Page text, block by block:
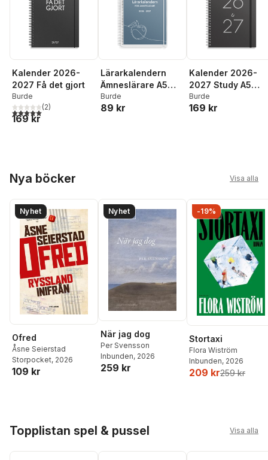
Kalender 2026-
2027 Få det gjort
Burde
5,0utav 5 stjärnor. Totalt antal röster:
(2)
169 kr
Lärarkalendern
Ämneslärare A5
2026-2027
Burde
89 kr
Kalender 2026-
2027 Study A5
Stone
Burde
169 kr
Nya böcker Visa alla
Nyhet
Ofred
Åsne Seierstad
Storpocket, 2026
109 kr
Nyhet
När jag dog
Per Svensson
Inbunden, 2026
259 kr
-19%
Stortaxi
Flora Wiström
Inbunden, 2026
209 kr259 kr
Topplistan spel & pussel Visa alla